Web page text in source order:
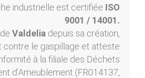
industrielle est certifiée ISO
9001 / 14001.
Valdelia depuis sa création,
contre le gaspillage et atteste
à la filiale des Déchets
d’Ameublement (FR014137,